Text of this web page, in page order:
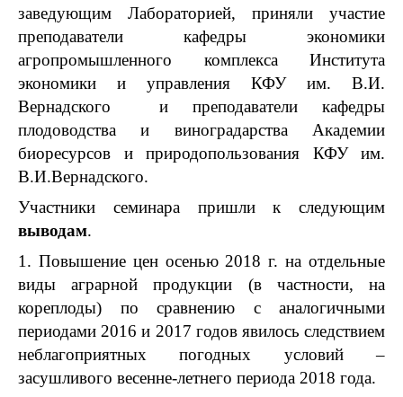
заведующим Лабораторией, приняли участие
преподаватели кафедры экономики
агропромышленного комплекса Института
экономики и управления КФУ им. В.И.
Вернадского и преподаватели кафедры
плодоводства и виноградарства Академии
биоресурсов и природопользования КФУ им.
В.И.Вернадского.
Участники семинара пришли к следующим
выводам.
1. Повышение цен осенью 2018 г. на отдельные
виды аграрной продукции (в частности, на
кореплоды) по сравнению с аналогичными
периодами 2016 и 2017 годов явилось следствием
неблагоприятных погодных условий –
засушливого весенне-летнего периода 2018 года.